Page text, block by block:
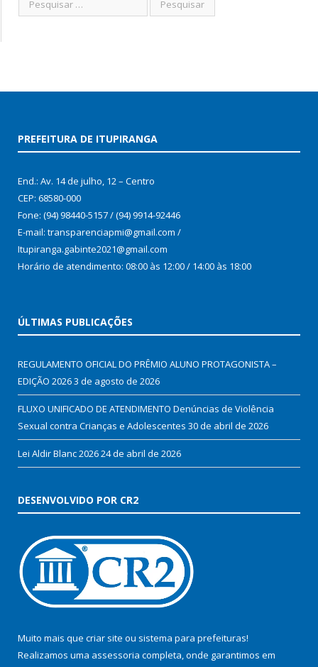
PREFEITURA DE ITUPIRANGA
End.: Av. 14 de julho, 12 – Centro
CEP: 68580-000
Fone: (94) 98440-5157 / (94) 9914-92446
E-mail: transparenciapmi@gmail.com /
Itupiranga.gabinte2021@gmail.com
Horário de atendimento: 08:00 às 12:00 / 14:00 às 18:00
ÚLTIMAS PUBLICAÇÕES
REGULAMENTO OFICIAL DO PRÊMIO ALUNO PROTAGONISTA –
EDIÇÃO 20263 de agosto de 2026
FLUXO UNIFICADO DE ATENDIMENTO Denúncias de Violência
Sexual contra Crianças e Adolescentes 30 de abril de 2026
Lei Aldir Blanc 202624 de abril de 2026
DESENVOLVIDO POR CR2
Muito mais que criar site ou sistema para prefeituras!
Realizamos uma assessoria completa, onde garantimos em